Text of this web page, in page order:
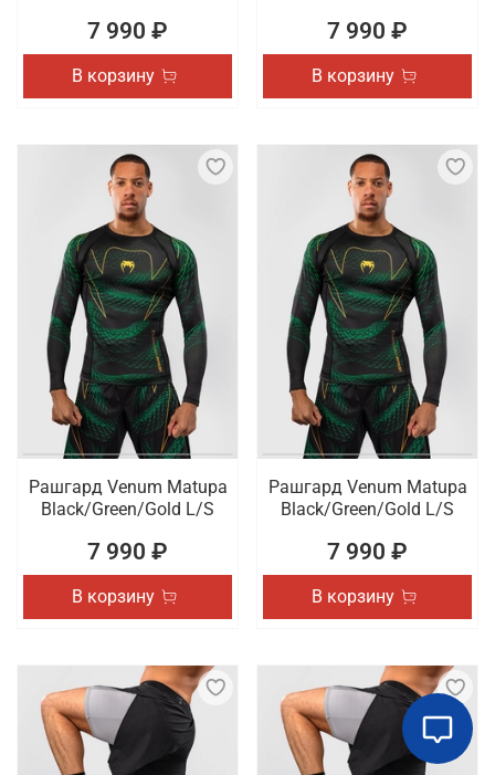
7 990 ₽
В корзину
7 990 ₽
В корзину
Рашгард Venum Matupa
Black/Green/Gold L/S
7 990 ₽
В корзину
Рашгард Venum Matupa
Black/Green/Gold L/S
7 990 ₽
В корзину